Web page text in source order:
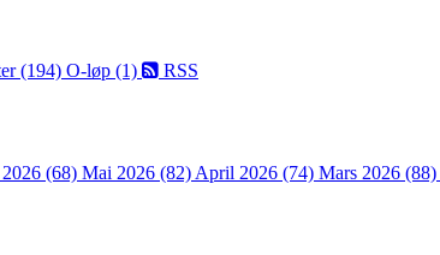
(194) O-løp (1) RSS
(68) Mai 2026 (82) April 2026 (74) Mars 2026 (88)